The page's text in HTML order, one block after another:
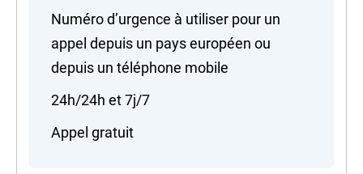
Numéro d’urgence à utiliser pour un
appel depuis un pays européen ou
depuis un téléphone mobile
24h/24h et 7j/7
Appel gratuit